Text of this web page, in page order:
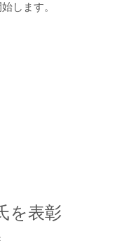
します。
を表彰